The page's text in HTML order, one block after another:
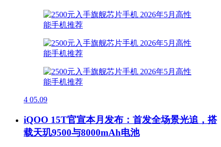
4 05.09
iQOO 15T官宣本月发布：首发全场景光追，搭
载天玑9500与8000mAh电池